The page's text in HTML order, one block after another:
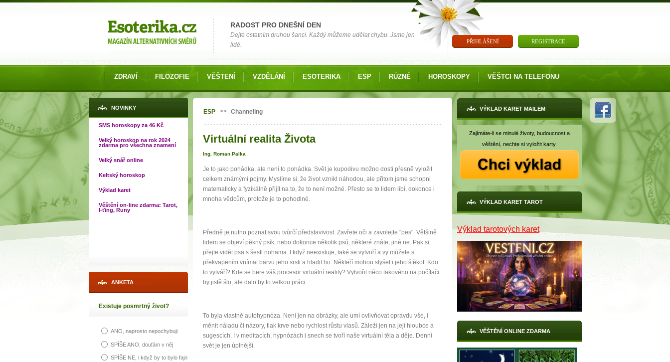
RADOST PRO DNEŠNÍ DEN
Dejte ostatním druhou šanci. Každý můžeme udělat chybu. Jsme jen
lidé.
PŘIHLÁŠENÍ REGISTRACE
ZDRAVÍ FILOZOFIE VĚŠTENÍ VZDĚLÁNÍ ESOTERIKA ESP RŮZNÉ HOROSKOPY VĚŠTCI NA TELEFONU
NOVINKY
SMS horoskopy za 46 Kč
Velký horoskop na rok 2024
zdarma pro všechna znamení
Velký snář online
Keltský horoskop
Výklad karet
Věštění on-line zdarma: Tarot,
I-ťing, Runy
ANKETA
Existuje posmrtný život?
ANO, naprosto nepochybuji
SPÍŠE ANO, doufám v něj
SPÍŠE NE, i když by to bylo fajn
Jste zde
ESP >> Channeling
Virtuální realita Života
Ing. Roman Palka
Je to jako pohádka, ale není to pohádka. Svět je kupodivu možno dosti přesně vyložit
celkem známými pojmy. Myslíme si, že život vznikl náhodou, ale přitom jsme schopni
matematicky a fyzikálně přijít na to, že to není možné. Přesto se to lidem líbí, dokonce i
mnoha vědcům, protože je to pohodlné.
Předně je nutno poznat svou tvůrčí představivost. Zavřete oči a zavolejte "pes". Většině
lidem se objeví pěkný psík, nebo dokonce několik psů, některé znáte, jiné ne. Pak si
přejte vidět psa s šesti nohama. I když neexistuje, také se vytvoří a vy můžete s
překvapením vnímat barvu jeho srsti a hladit ho. Někteří mohou slyšet i jeho štěkot. Kdo
to vytváří? Kde se bere váš procesor virtuální reality? Vytvořit něco takového na počítači
by jistě šlo, ale dalo by to velkou práci.
To byla vlastně autohypnóza. Není jen na obrázky, ale umí ovlivňovat opravdu vše, i
měnit náladu či názory, tlak krve nebo rychlost růstu vlasů. Záleží jen na její hloubce a
sugescích. I v meditacích, hypnózách i snech se tvoří naše virtuální těla a děje. Denní
svět je jen úplnější.
VÝKLAD KARET MAILEM
Zajímáte-li se minulé životy, budoucnost a
věštění, nechte si vyložit karty.
VÝKLAD KARET TAROT
Výklad tarotových karet
VĚŠTĚNÍ ONLINE ZDARMA